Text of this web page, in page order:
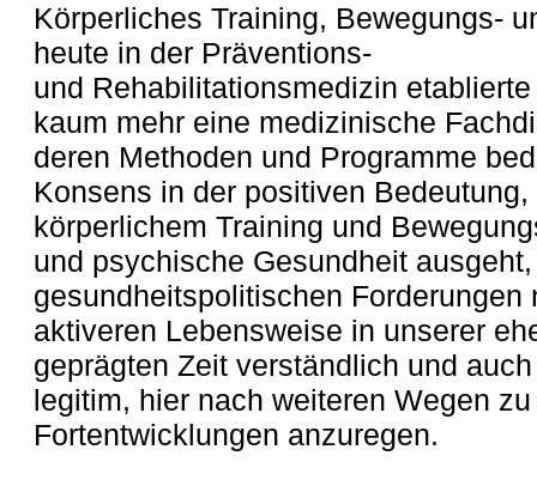
Körperliches Training, Bewegungs-
heute in der Präventions-
und Rehabilitationsmedizin
kaum mehr eine medizinische
deren Methoden und Programme
Konsens in der positiven
körperlichem Training und
und psychische Gesundheit
gesundheitspolitischen Forderungen
aktiveren Lebensweise in unserer
geprägten Zeit verständlich und
legitim, hier nach weiteren Wegen
Fortentwicklungen anzuregen.